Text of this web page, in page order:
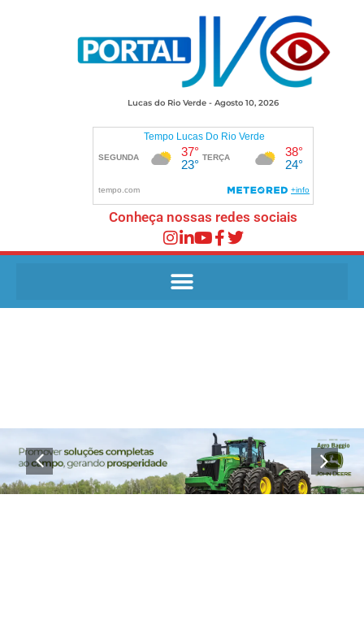
Lucas do Rio Verde - Agosto 10, 2026
Conheça nossas redes sociais